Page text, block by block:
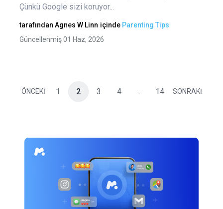
Çünkü Google sizi koruyor...
tarafından Agnes W Linn içinde Parenting Tips
Güncellenmiş 01 Haz, 2026
ÖNCEKİ 1 2 3 4 ... 14 SONRAKİ